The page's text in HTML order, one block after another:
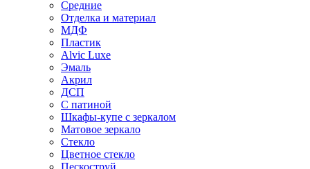
Средние
Отделка и материал
МДФ
Пластик
Alvic Luxe
Эмаль
Акрил
ДСП
С патиной
Шкафы-купе с зеркалом
Матовое зеркало
Стекло
Цветное стекло
Пескоструй